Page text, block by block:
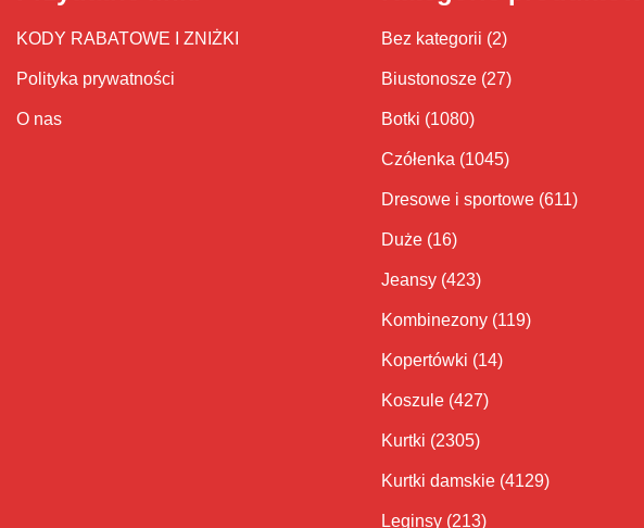
KODY RABATOWE I ZNIŻKI
Polityka prywatności
O nas
Bez kategorii (2)
Biustonosze (27)
Botki (1080)
Czółenka (1045)
Dresowe i sportowe (611)
Duże (16)
Jeansy (423)
Kombinezony (119)
Kopertówki (14)
Koszule (427)
Kurtki (2305)
Kurtki damskie (4129)
Leginsy (213)